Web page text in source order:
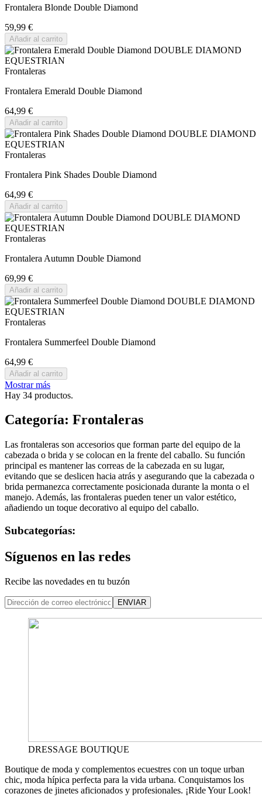
Frontalera Blonde Double Diamond
59,99 €
Añadir al carrito
Frontaleras
Frontalera Emerald Double Diamond
64,99 €
Añadir al carrito
Frontaleras
Frontalera Pink Shades Double Diamond
64,99 €
Añadir al carrito
Frontaleras
Frontalera Autumn Double Diamond
69,99 €
Añadir al carrito
Frontaleras
Frontalera Summerfeel Double Diamond
64,99 €
Añadir al carrito
Mostrar más
Hay 34 productos.
Categoría: Frontaleras
Las frontaleras son accesorios que forman parte del equipo de la
cabezada o brida y se colocan en la frente del caballo. Su función
principal es mantener las correas de la cabezada en su lugar,
evitando que se deslicen hacia atrás y asegurando que la cabezada o
brida permanezca correctamente posicionada durante la monta o el
manejo. Además, las frontaleras pueden tener un valor estético,
añadiendo un toque decorativo al equipo del caballo.
Subcategorías:
Síguenos en las redes
Recibe las novedades en tu buzón
ENVIAR
DRESSAGE BOUTIQUE
Boutique de moda y complementos ecuestres con un toque urban
chic, moda hípica perfecta para la vida urbana. Conquistamos los
corazones de jinetes aficionados y profesionales. ¡Ride Your Look!